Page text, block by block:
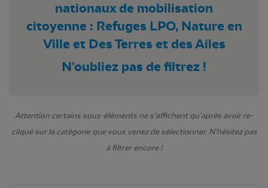
nationaux de mobilisation
citoyenne : Refuges LPO, Nature en
Ville et Des Terres et des Ailes
N'oubliez pas de filtrez !
Attention certains sous-éléments ne s'affichent qu'après avoir re-
cliqué sur la catégorie que vous venez de sélectionner. N'hésitez pas
à filtrer encore !